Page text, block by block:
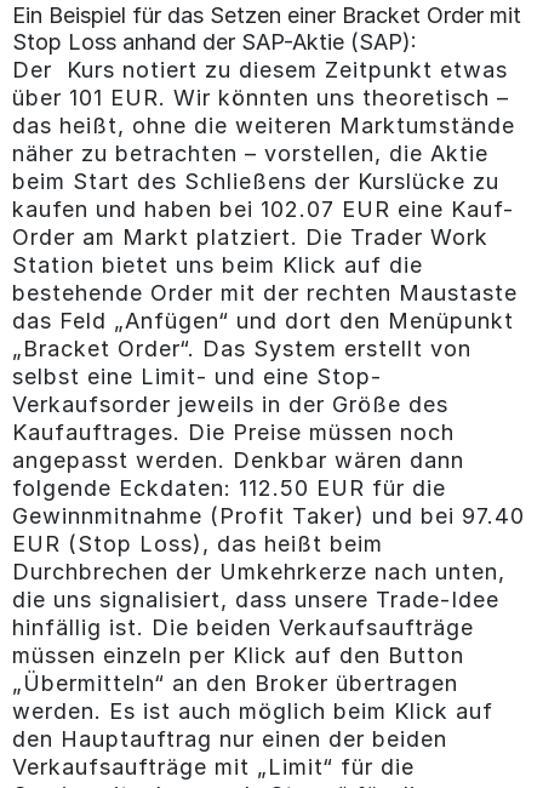
Ein Beispiel für das Setzen einer Bracket Order mit
Stop Loss anhand der SAP-Aktie (SAP):
Der Kurs notiert zu diesem Zeitpunkt etwas
über 101 EUR. Wir könnten uns theoretisch –
das heißt, ohne die weiteren Marktumstände
näher zu betrachten – vorstellen, die Aktie
beim Start des Schließens der Kurslücke zu
kaufen und haben bei 102.07 EUR eine Kauf-
Order am Markt platziert. Die Trader Work
Station bietet uns beim Klick auf die
bestehende Order mit der rechten Maustaste
das Feld „Anfügen“ und dort den Menüpunkt
„Bracket Order“. Das System erstellt von
selbst eine Limit- und eine Stop-
Verkaufsorder jeweils in der Größe des
Kaufauftrages. Die Preise müssen noch
angepasst werden. Denkbar wären dann
folgende Eckdaten: 112.50 EUR für die
Gewinnmitnahme (Profit Taker) und bei 97.40
EUR (Stop Loss), das heißt beim
Durchbrechen der Umkehrkerze nach unten,
die uns signalisiert, dass unsere Trade-Idee
hinfällig ist. Die beiden Verkaufsaufträge
müssen einzeln per Klick auf den Button
„Übermitteln“ an den Broker übertragen
werden. Es ist auch möglich beim Klick auf
den Hauptauftrag nur einen der beiden
Verkaufsaufträge mit „Limit“ für die